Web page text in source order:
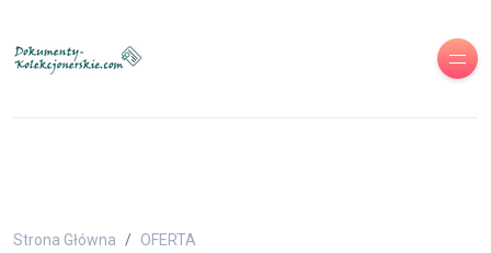
Strona Główna OFERTA